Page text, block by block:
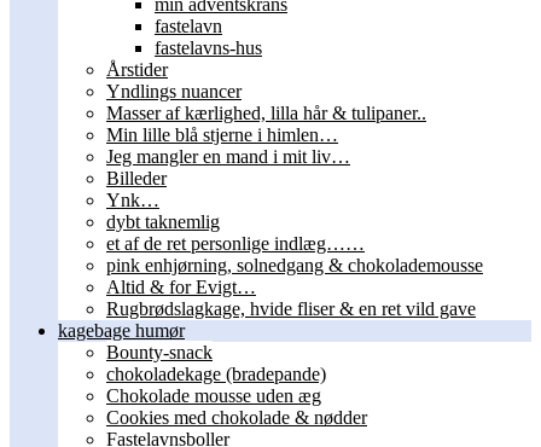
min adventskrans
fastelavn
fastelavns-hus
Årstider
Yndlings nuancer
Masser af kærlighed, lilla hår & tulipaner..
Min lille blå stjerne i himlen…
Jeg mangler en mand i mit liv…
Billeder
Ynk…
dybt taknemlig
et af de ret personlige indlæg……
pink enhjørning, solnedgang & chokolademousse
Altid & for Evigt…
Rugbrødslagkage, hvide fliser & en ret vild gave
kagebage humør
Bounty-snack
chokoladekage (bradepande)
Chokolade mousse uden æg
Cookies med chokolade & nødder
Fastelavnsboller